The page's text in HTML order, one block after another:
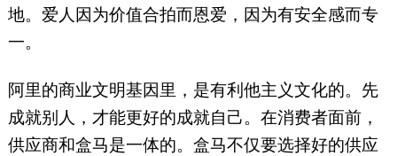
地。爱人因为价值合拍而恩爱，因为有安全感而专
一。
阿里的商业文明基因里，是有利他主义文化的。先
成就别人，才能更好的成就自己。在消费者面前，
供应商和盒马是一体的。盒马不仅要选择好的供应